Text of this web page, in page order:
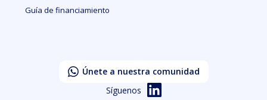
Guía de financiamiento
Únete a nuestra comunidad
Síguenos